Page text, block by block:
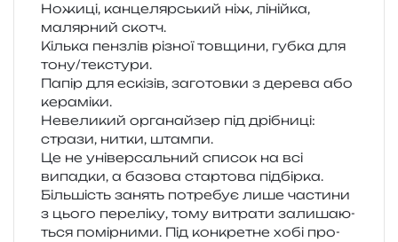
Ножиці, кан­це­ляр­ський ніж, ліній­ка,
маляр­ний скотч.
Кілька пен­злів різної тов­щи­ни, губка для
тону/​текстури.
Папір для ескі­зів, заго­тов­ки з дере­ва або
кераміки.
Невеликий орга­най­зер під дрі­бни­ці:
стра­зи, нитки, штампи.
Це не уні­вер­саль­ний спи­сок на всі
випад­ки, а базо­ва стар­то­ва під­бір­ка.
Більшість занять потре­бує лише части­ни
з цього пере­лі­ку, тому витра­ти зали­ша­ю­
ться помір­ни­ми. Під кон­кре­тне хобі про­